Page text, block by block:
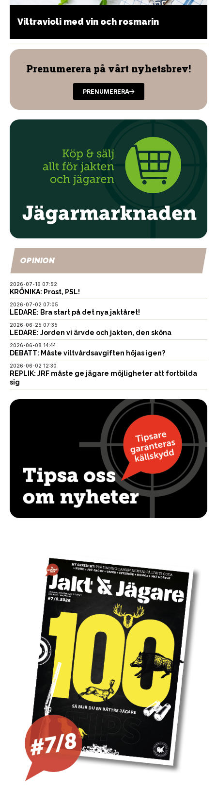
Viltravioli med vin och rosmarin
Prenumerera på vårt nyhetsbrev!
PRENUMERERA
OPINION
2026-07-16 07:52
KRÖNIKA: Prost, PSL!
2026-07-02 07:05
LEDARE: Bra start på det nya jaktåret!
2026-06-25 07:35
LEDARE: Jorden vi ärvde och jakten, den sköna
2026-06-08 14:44
DEBATT: Måste viltvårdsavgiften höjas igen?
2026-06-02 12:30
REPLIK: JRF måste ge jägare möjligheter att fortbilda
sig